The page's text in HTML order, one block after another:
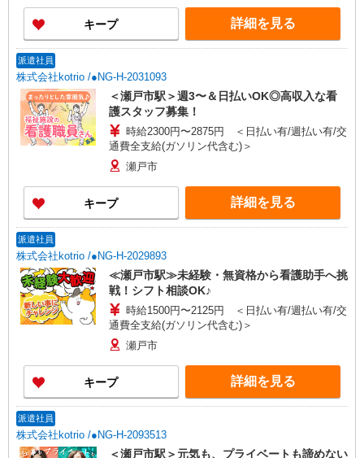
キープ 詳細を見る
派遣社員
株式会社kotrio /●NG-H-2031093
＜瀬戸市駅＞週3〜＆日払いOK◎高収入な看
護スタッフ募集！
時給2300円〜2875円 ＜日払い有/週払い有/交
通費全支給(ガソリン代含む)＞
瀬戸市
キープ 詳細を見る
派遣社員
株式会社kotrio /●NG-H-2029893
≪瀬戸市駅≫未経験・無資格から看護助手へ挑
戦！シフト相談OK♪
時給1500円〜2125円 ＜日払い有/週払い有/交
通費全支給(ガソリン代含む)＞
瀬戸市
キープ 詳細を見る
派遣社員
株式会社kotrio /●NG-H-2093513
＜瀬戸市駅＞元気も、プライベートも諦めない